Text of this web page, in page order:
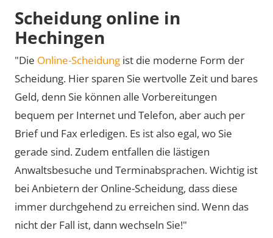
Scheidung online in
Hechingen
"Die Online-Scheidung ist die moderne Form der
Scheidung. Hier sparen Sie wertvolle Zeit und bares
Geld, denn Sie können alle Vorbereitungen
bequem per Internet und Telefon, aber auch per
Brief und Fax erledigen. Es ist also egal, wo Sie
gerade sind. Zudem entfallen die lästigen
Anwaltsbesuche und Terminabsprachen. Wichtig ist
bei Anbietern der Online-Scheidung, dass diese
immer durchgehend zu erreichen sind. Wenn das
nicht der Fall ist, dann wechseln Sie!"